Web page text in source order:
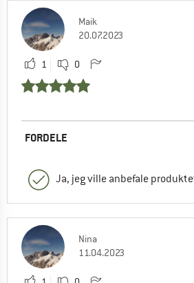
Maik
20.07.2023
1 0
FORDELE
Ja, jeg ville anbefale
Nina
11.04.2023